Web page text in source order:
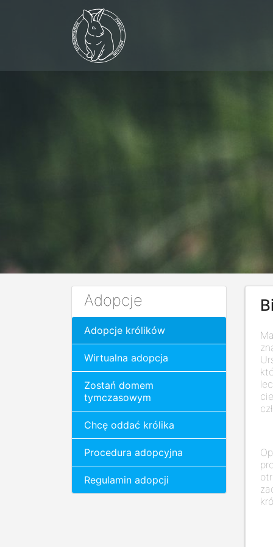
Adopcje
Adopcje królików
Wirtualna adopcja
Zostań domem
tymczasowym
Chcę oddać królika
Procedura adopcyjna
Regulamin adopcji